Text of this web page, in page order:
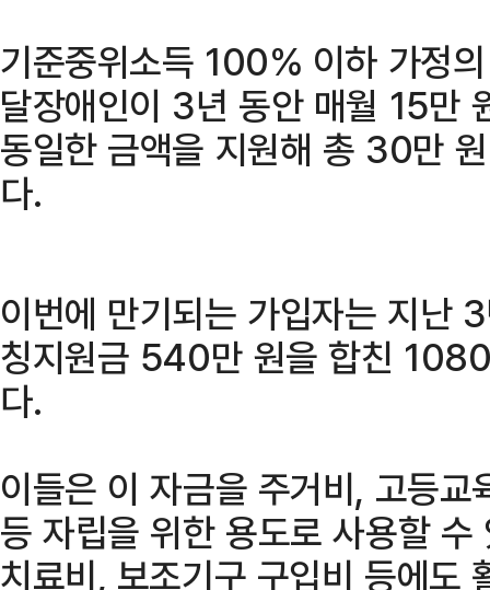
기준중위소득 100% 이하 가정
달장애인이 3년 동안 매월 15만
동일한 금액을 지원해 총 30만
다.
이번에 만기되는 가입자는 지난
칭지원금 540만 원을 합친
다.
이들은 이 자금을 주거비, 고등
등 자립을 위한 용도로 사용할
치료비, 보조기구 구입비 등에도